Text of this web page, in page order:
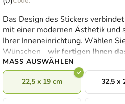
Produktbewertung
ist
0,0
von
5
Sternen.
Das Design des Stickers
mit einer modernen Ästhetik und
Ihrer Inneneinrichtung. Wählen
Wünschen - wir fertigen Ihnen
MASS AUSWÄHLEN
22,5 x 19 cm 32,5 x